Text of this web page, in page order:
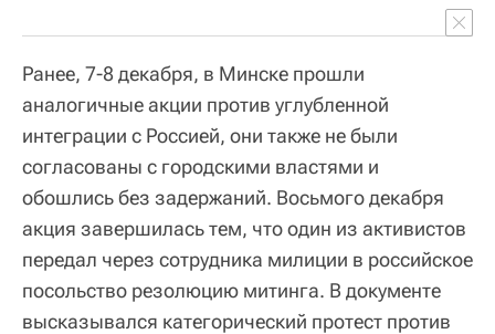
Ранее, 7-8 декабря, в Минске прошли
аналогичные акции против углубленной
интеграции с Россией, они также не были
согласованы с городскими властями и
обошлись без задержаний. Восьмого декабря
акция завершилась тем, что один из активистов
передал через сотрудника милиции в российское
посольство резолюцию митинга. В документе
высказывался категорический протест против